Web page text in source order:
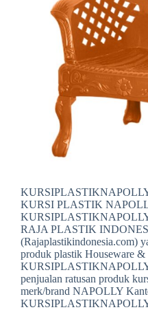
KURSI PLASTIK
RAJA PLASTIK
(Rajaplastikindonesia.com)
produk plastik Houseware &
penjualan ratusan produk
merk/brand NAPOLLY